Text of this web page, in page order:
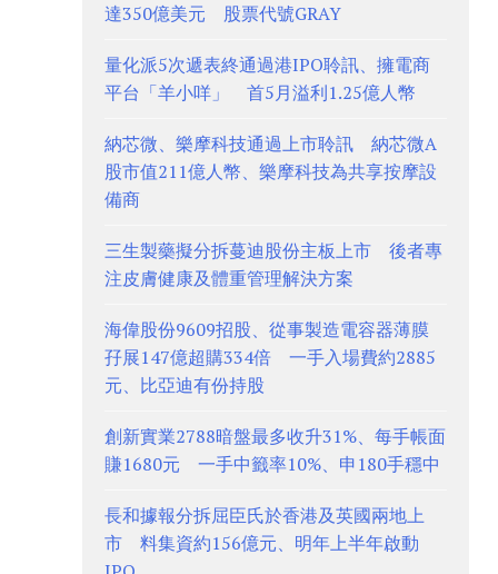
達350億美元 股票代號GRAY
量化派5次遞表終通過港IPO聆訊、擁電商
平台「羊小咩」 首5月溢利1.25億人幣
納芯微、樂摩科技通過上市聆訊 納芯微A
股市值211億人幣、樂摩科技為共享按摩設
備商
三生製藥擬分拆蔓迪股份主板上市 後者專
注皮膚健康及體重管理解決方案
海偉股份9609招股、從事製造電容器薄膜
孖展147億超購334倍 一手入場費約2885
元、比亞迪有份持股
創新實業2788暗盤最多收升31%、每手帳面
賺1680元 一手中籤率10%、申180手穩中
長和據報分拆屈臣氏於香港及英國兩地上
市 料集資約156億元、明年上半年啟動